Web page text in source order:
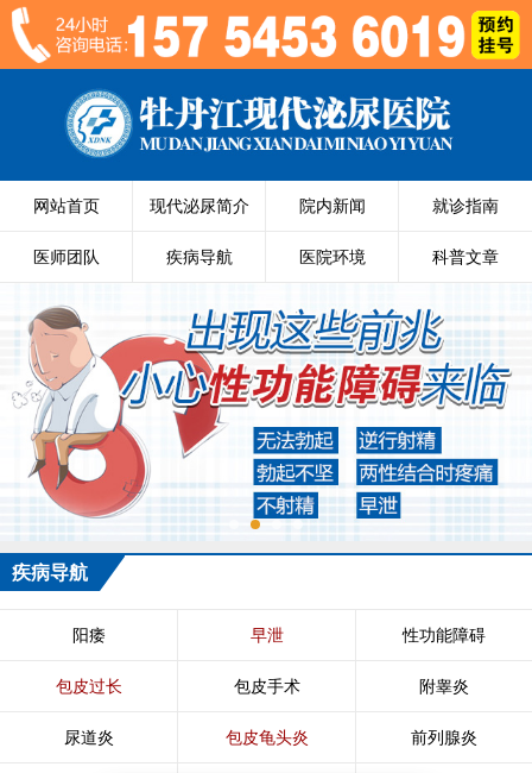
网站首页 现代泌尿简介 院内新闻 就诊指南
医师团队 疾病导航 医院环境 科普文章
疾病导航
阳痿 早泄 性功能障碍
包皮过长 包皮手术 附睾炎
尿道炎 包皮龟头炎 前列腺炎